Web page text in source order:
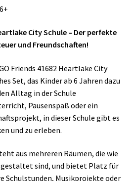
City Schule – Der perfekte
und Freundschaften!
Friends 41682 Heartlake City
Set, das Kinder ab 6 Jahren dazu
Alltag in der Schule
Pausenspaß oder ein
in dieser Schule gibt es
und zu erleben.
aus mehreren Räumen, die wie
sind, und bietet Platz für
Schulstunden, Musikprojekte oder